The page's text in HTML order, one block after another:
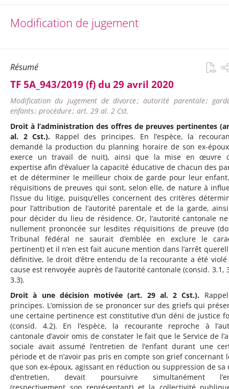
Modification de jugement
Résumé
TF 5A_943/2019 (f) du 29 avril 2020
Modification du jugement de divorce ; autorité parentale ;
enfants ; procédure ; art. 29 al. 2 Cst.
Droit à l’administration des offres de preuves pertinentes
al. 2 Cst.). Rappel des principes. En l’espèce, la
demandé la production du planning horaire de son ex-
exerce un travail de nuit), ainsi que la mise en œuvre
expertise afin d’évaluer la capacité éducative de chacun des
et de déterminer le meilleur choix de garde pour leur
réquisitions de preuves qui sont, selon elle, de nature à
l’issue du litige, puisqu’elles concernent des critères
pour l’attribution de l’autorité parentale et de la garde,
pour décider du lieu de résidence. Or, l’autorité cantonale ne
nullement prononcée sur lesdites réquisitions de preuve
Tribunal fédéral ne saurait d’emblée en exclure le
pertinent) et il n’en est fait aucune mention dans l’arrêt
définitive, le droit d’être entendu de la recourante a été
cause est renvoyée auprès de l’autorité cantonale (consid. 3.1,
3.3).
Droit à une décision motivée (art. 29 al. 2 Cst.).
principes. L’omission de se prononcer sur des griefs qui
une certaine pertinence est constitutive d’un déni de justice
(consid. 4.2). En l’espèce, la recourante reproche à
cantonale d’avoir omis de constater le fait que le Service de
sociale avait assumé l’entretien de l’enfant durant une
période et de n’avoir pas pris en compte son grief concernant
que son ex-époux, agissant en réduction ou suppression de sa
d’entretien, devait poursuivre simultanément